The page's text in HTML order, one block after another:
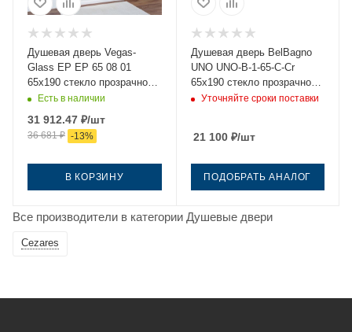
Душевая дверь Vegas-
Glass EP EP 65 08 01
65х190 стекло прозрачное
профиль хром
Есть в наличии
31 912.47 ₽/шт
36 681₽ -13%
В КОРЗИНУ
Душевая дверь BelBagno
UNO UNO-B-1-65-C-Cr
65х190 стекло прозрачное
профиль хром
Уточняйте сроки поставки
21 100₽/шт
ПОДОБРАТЬ АНАЛОГ
Все производители в категории Душевые двери
Cezares